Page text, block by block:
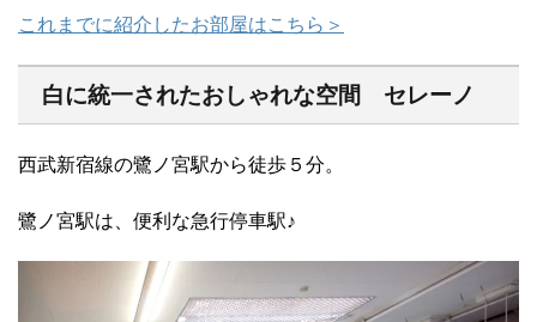
これまでに紹介したお部屋はこちら＞
白に統一されたおしゃれな空間 セレーノ
西武新宿線の鷺ノ宮駅から徒歩５分。
鷺ノ宮駅は、便利な急行停車駅♪